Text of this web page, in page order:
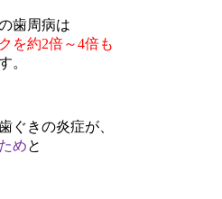
歯周病は
を約2倍～4倍も
。
ぐきの炎症が、
めと